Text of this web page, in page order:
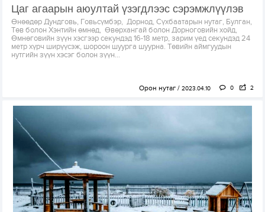
Цаг агаарын аюултай үзэгдлээс сэрэмжлүүлэв
Өнөөдөр Дундговь, Говьсүмбэр, Дорнод, Сүхбаатарын нутаг, Булган,
Төв болон Хэнтийн өмнөд, Өвөрхангай болон Дорноговийн хойд,
Өмнөговийн зүүн хэсгээр секундэд 16-18 метр, зарим үед секундэд 24
метр хүрч ширүүсэж, шороон шуурга шуурна. Төвийн аймгуудын
нутгийн зүүн хэсэг болон зүүн...
Орон нутаг 2023.04.10 0 2